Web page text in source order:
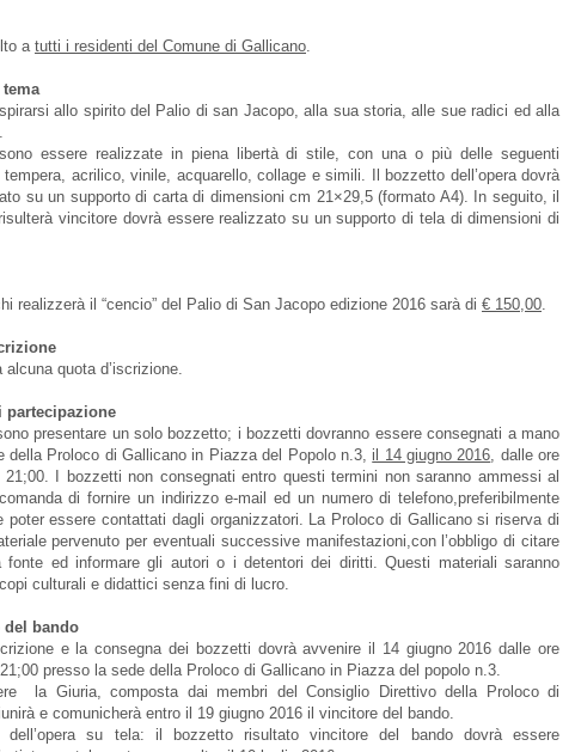
a tutti i residenti del Comune di Gallicano.
tema
allo spirito del Palio di san Jacopo, alla sua storia, alle sue radici ed alla
essere realizzate in piena libertà di stile, con una o più delle seguenti
acrilico, vinile, acquarello, collage e simili. Il bozzetto dell’opera dovrà
su un supporto di carta di dimensioni cm 21×29,5 (formato A4). In seguito, il
vincitore dovrà essere realizzato su un supporto di tela di dimensioni di
realizzerà il “cencio” del Palio di San Jacopo edizione 2016 sarà di € 150,00.
alcuna quota d’iscrizione.
partecipazione
presentare un solo bozzetto; i bozzetti dovranno essere consegnati a mano
della Proloco di Gallicano in Piazza del Popolo n.3, il 14 giugno 2016, dalle ore
I bozzetti non consegnati entro questi termini non saranno ammessi al
di fornire un indirizzo e-mail ed un numero di telefono,preferibilmente
poter essere contattati dagli organizzatori. La Proloco di Gallicano si riserva di
pervenuto per eventuali successive manifestazioni,con l’obbligo di citare
fonte ed informare gli autori o i detentori dei diritti. Questi materiali saranno
culturali e didattici senza fini di lucro.
del bando
e la consegna dei bozzetti dovrà avvenire il 14 giugno 2016 dalle ore
presso la sede della Proloco di Gallicano in Piazza del popolo n.3.
la Giuria, composta dai membri del Consiglio Direttivo della Proloco di
e comunicherà entro il 19 giugno 2016 il vincitore del bando.
dell’opera su tela: il bozzetto risultato vincitore del bando dovrà essere